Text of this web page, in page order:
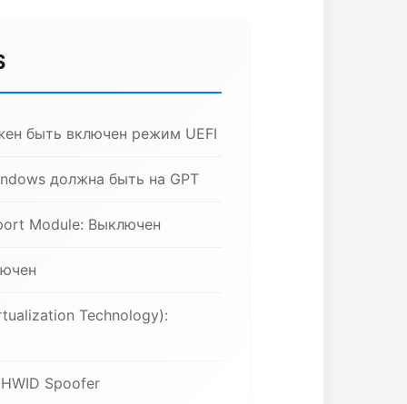
быть включен режим UEFI
должна быть на GPT
Module: Выключен
Technology):
Spoofer